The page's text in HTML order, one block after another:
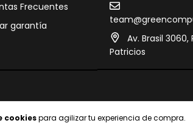
cookiespara agilizar tu experiencia de compra.
Frecuentes
garantía
Av. Brasil 3060,
Patricios